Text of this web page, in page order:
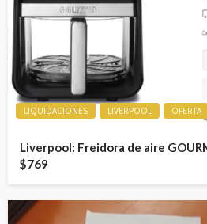
LIQUIDACIONES LIVERPOOL OFERTA
Liverpool: Freidora de aire
$769